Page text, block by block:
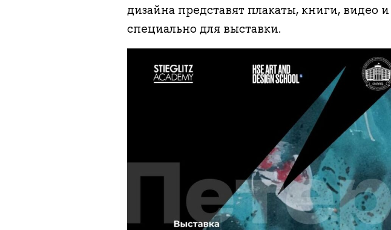
дизайна представят плакаты, книги, видео
специально для выставки.